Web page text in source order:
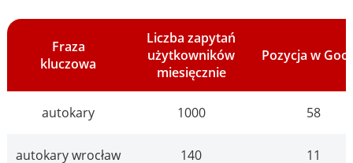
Fraza
kluczowa
Liczba zapytań
użytkowników
miesięcznie
Pozycja w
autokary 1000 58
autokary wrocław 140 11